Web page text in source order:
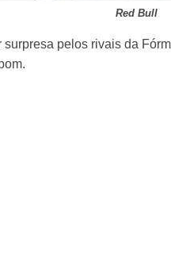
Red Bull
pelos rivais da